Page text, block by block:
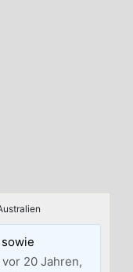
vor 20 Jahren,